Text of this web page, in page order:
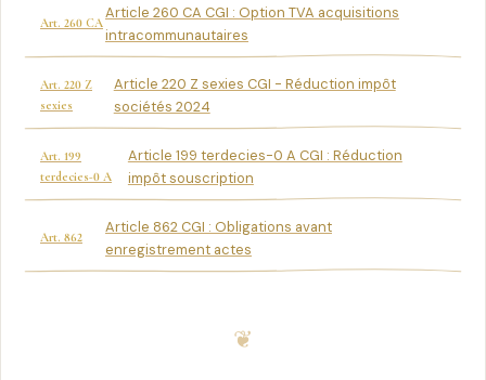
Art. 260 CA
Article 260 CA CGI : Option TVA acquisitions
intracommunautaires
Art. 220 Z
sexies
Article 220 Z sexies CGI - Réduction impôt
sociétés 2024
Art. 199
terdecies-0 A
Article 199 terdecies-0 A CGI : Réduction
impôt souscription
Art. 862
Article 862 CGI : Obligations avant
enregistrement actes